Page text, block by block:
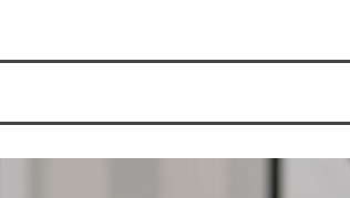
działanie na skórę
regeneracji organizmu
i przechowywanie do wygodnej aranżacji